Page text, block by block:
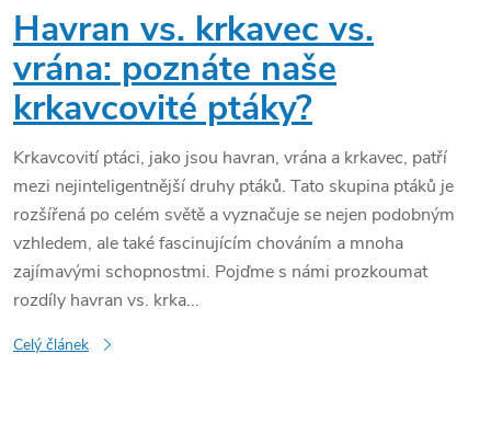
Havran vs. krkavec vs.
vrána: poznáte naše
krkavcovité ptáky?
Krkavcovití ptáci, jako jsou havran, vrána a krkavec, patří
mezi nejinteligentnější druhy ptáků. Tato skupina ptáků je
rozšířená po celém světě a vyznačuje se nejen podobným
vzhledem, ale také fascinujícím chováním a mnoha
zajímavými schopnostmi. Pojďme s námi prozkoumat
rozdíly havran vs. krka...
Celý článek